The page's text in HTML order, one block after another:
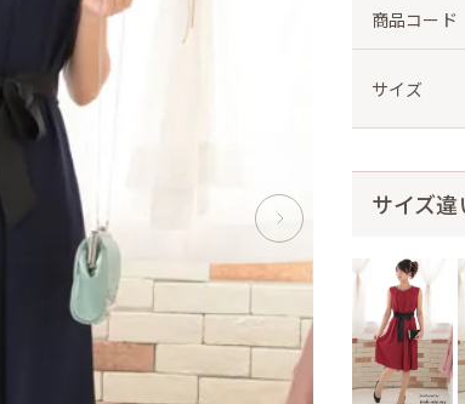
商品コード
サイズ
サイズ